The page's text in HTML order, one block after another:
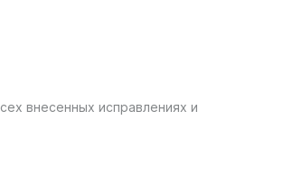
внесенных исправлениях и